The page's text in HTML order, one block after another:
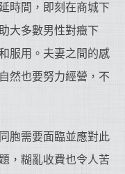
時間，即刻在商城下
大多數男性對癥下
服用。夫妻之間的感
然也要努力經營，不
胞需要面臨並應對此
，糊亂收費也令人苦